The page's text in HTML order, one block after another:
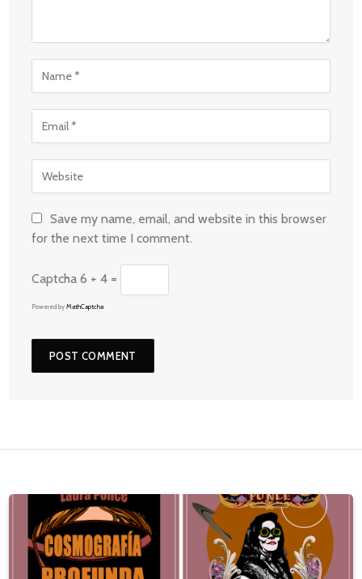
Save my name, email, and website in this browser
for the next time I comment.
Captcha 6 + 4 =
Powered by MathCaptcha